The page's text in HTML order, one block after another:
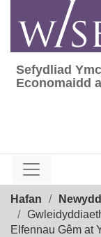
content
Sefydliad
Sefydliad
Economaidd
Hafan
Elfennau Gêm at